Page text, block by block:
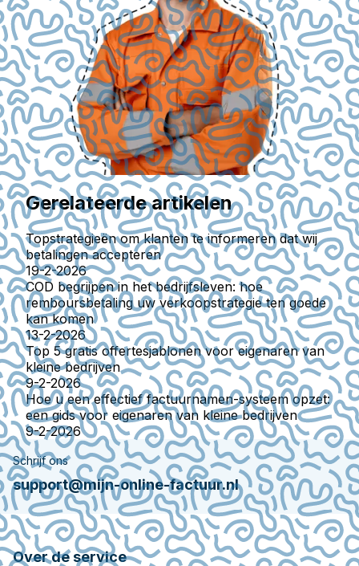
Gerelateerde artikelen
Topstrategieën om klanten te informeren dat wij
betalingen accepteren
19-2-2026
COD begrijpen in het bedrijfsleven: hoe
remboursbetaling uw verkoopstrategie ten goede
kan komen
13-2-2026
Top 5 gratis offertesjablonen voor eigenaren van
kleine bedrijven
9-2-2026
Hoe u een effectief factuurnamen-systeem opzet:
een gids voor eigenaren van kleine bedrijven
9-2-2026
Schrijf ons
support@mijn-online-factuur.nl
Over de service